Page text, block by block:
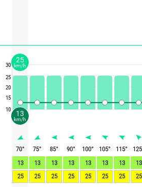
30
25
20
15
10
70° 75° 85° 90° 100° 105° 115°
125
13
13 13 13 13 13 13
13
25
25 25 25 25 25 25 25
13
km/h
25
km/h